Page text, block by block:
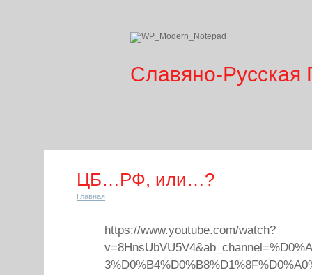
Славяно-Русская
ЦБ…РФ, или…?
Главная
https://www.youtube.com/watch?